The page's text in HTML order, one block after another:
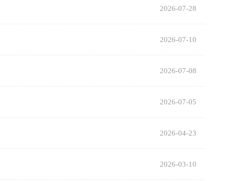
2026-07-28
2026-07-10
2026-07-08
2026-07-05
2026-04-23
2026-03-10